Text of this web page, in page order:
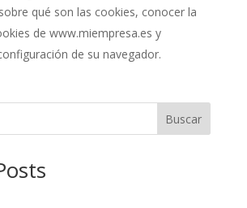
qué son las cookies, conocer la
de www.miempresa.es y
de su navegador.
Buscar